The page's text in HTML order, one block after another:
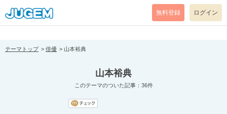
[pear_error: message="Success" code=0 mode=return level=notice
prefix="" info=""]
無料登録 ログイン
テーマトップ 俳優 山本裕典
山本裕典
このテーマのついた記事：36件